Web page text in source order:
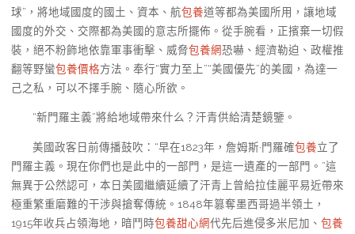
球”，將地域國度的國土、資本、航包養道等都為美國所用，讓地域
國度的外交、交際都為美國的意志所擺佈。從手腕看，正擯棄一切假
裝，絕不粉飾地依靠軍事衝擊、威脅包養網恐嚇、經濟勒迫、政權推
翻等野蠻包養價格方法。奉行“實力至上”“美國優先”的美國，為達一
己之私，可以不擇手腕、隨心所欲。
“新門羅主義”將給地域帶來什么？汗青供給清楚鏡鑒。
美國政客日前傳播鼓吹：“早在1823年，詹姆斯·門羅確包養立了
門羅主義。現在你們也是此中的一部門，是這一遺產的一部門。”這
無異于公然認可，本日美國繼續延續了汗青上曾給拉佳麗平易近帶來
極重繁重磨難的干涉與搶奪傳統。1848年篡奪墨西哥過半領土，
1915年收兵占領海地，暗鬥時包養甜心網代先后進侵多米尼加、 包養